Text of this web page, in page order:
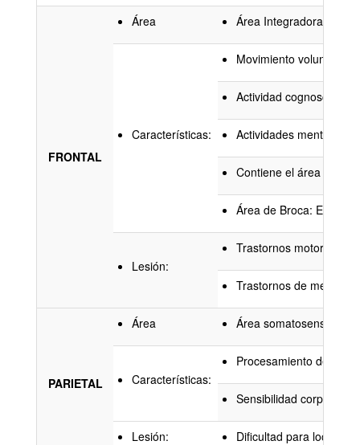
FRONTAL
Área Área Integradora
Características:
Movimiento voluntario,
Actividad cognoscitiva
Actividades mentales:
Contiene el área de
Área de Broca:
Lesión:
Trastornos motores:
Trastornos de
PARIETAL
Área Área somatosensorial.
Características:
Procesamiento de
Sensibilidad corporal:
Lesión: Dificultad para localizar